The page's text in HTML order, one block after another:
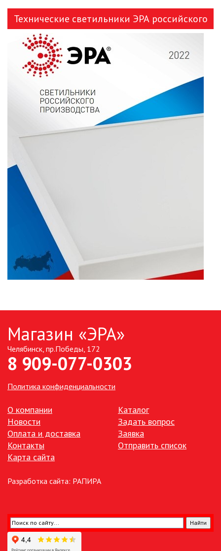
НАСТОЛЬНЫЕ СВЕТИЛЬНИКИ
НИЗКОВОЛЬТНОЕ
НОВОГОДНЕЕ ОСВЕЩЕНИЕ
ОТВЕРТКИ
ПАЯЛЬНОЕ ОБОРУДОВАНИЕ
СЕТЕВЫЕ ФИЛЬТРЫ, СИЛОВЫЕ
РАЗЪЕМЫ И УДЛИНИТЕЛИ,
ТРОЙНИКИ И КОЛОДКИ, ВИЛКИ
СОЛНЕЧНЫХ БАТАРЕЯХ
УЛИЧНЫЕ СВЕТИЛЬНИКИ
ФОНТАНЫ
ЭЛЕМЕНТЫ ПИТАНИЯ
Технические светильники ЭРА российского
Магазин «ЭРА»
Челябинск, пр.Победы, 172
8 909-077-0303
Политика конфиденциальности
О компании
Новости
Оплата и доставка
Контакты
Карта сайта
Каталог
Задать вопрос
Заявка
Отправить список
Разработка сайта: РАПИРА